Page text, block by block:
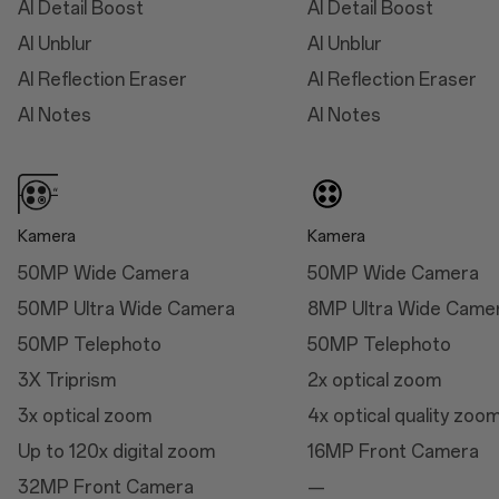
Thickness: 8.9 mm
(Midnight Ocean)
Weight: 213g (Arctic
Dawn/Black Eclipse)
Ocean)
Abmessungen
Höhe
Breite
Dicke
AI Detail Boost
AI Unblur
AI Reflection Eraser
AI Notes
Kamera
50MP Wide Camera
50MP Ultra Wide Camera
50MP Telephoto
3X Triprism
3x optical zoom
Up to 120x digital zoom
32MP Front Camera
AI Detail Boost
AI Unblur
AI Reflection Eraser
AI Notes
Kamera
50MP Wide Camera
8MP Ultra Wide
50MP Telephoto
2x optical zoom
4x optical quality
16MP Front Camera
—